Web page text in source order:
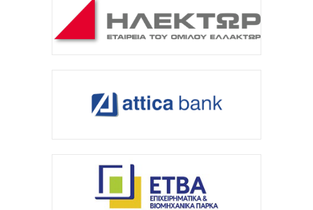
ΔΕΗ: Προσαρμοσμένο EBITDA 1,2 δισ. ευρώ στο α΄
εξάμηνο-Επενδύσεις 1,4 δισ. και επέκταση σε...
Ο Όμιλος AKTOR εξαγοράζει το 75% των εταιρειών
ΗΛΕΚΤΩΡ και THALIS στο πλαίσιο στρατηγικής...
HELLENiQ ENERGY: Με EBITDA 734 εκατ. ευρώ στο